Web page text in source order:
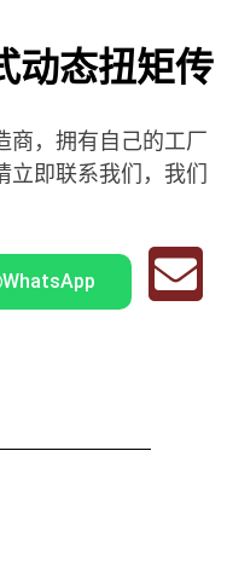
动态扭矩传
，拥有自己的工厂
即联系我们，我们
WhatsApp